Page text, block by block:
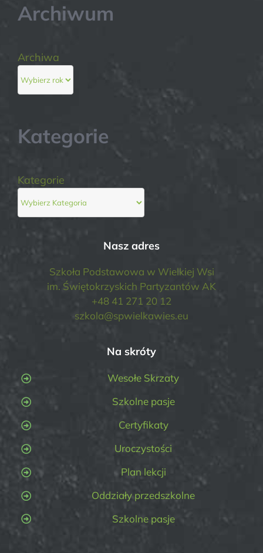
Archiwum
Archiwa
Kategorie
Kategorie
Nasz adres
Szkoła Podstawowa w Wielkiej Wsi
im. Świętokrzyskich Partyzantów AK
+48 41 271 20 12
szkola@spwielkawies.eu
Na skróty
Wesołe Skrzaty
Szkolne pasje
Certyfikaty
Uroczystości
Plan lekcji
Oddziały przedszkolne
Szkolne pasje